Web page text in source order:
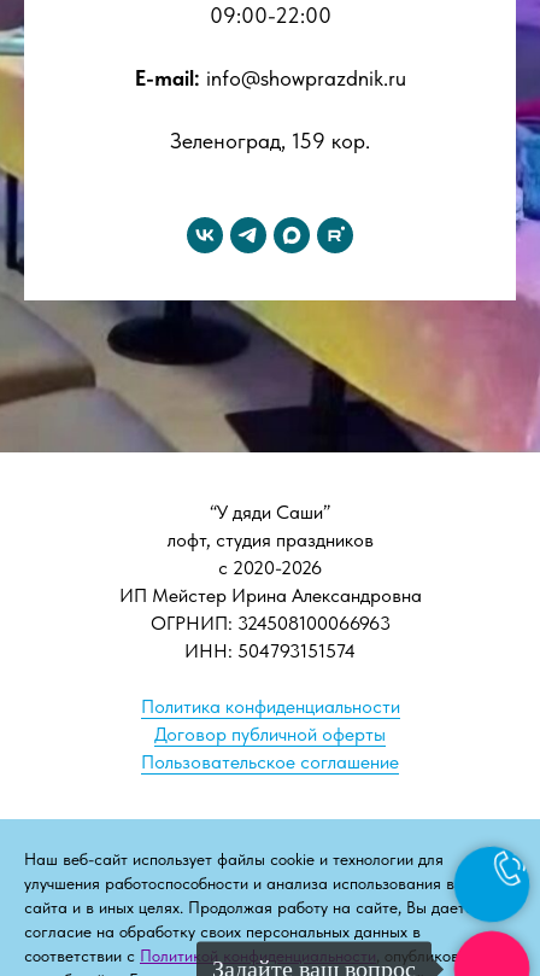
09:00-22:00
E-mail: info@showprazdnik.ru
Зеленоград, 159 кор.
“У дяди Саши”
лофт, студия праздников
с 2020-2026
ИП Мейстер Ирина Александровна
ОГРНИП: 324508100066963
ИНН: 504793151574
Политика конфиденциальности
Договор публичной оферты
Пользовательское соглашение
Задайте ваш вопрос
Наш веб-сайт использует файлы cookie и технологии для
улучшения работоспособности и анализа использования веб-
сайта и в иных целях. Продолжая работу на сайте, Вы даете
согласие на обработку своих персональных данных в
соответствии с Политикой конфиденциальности , опубликованной